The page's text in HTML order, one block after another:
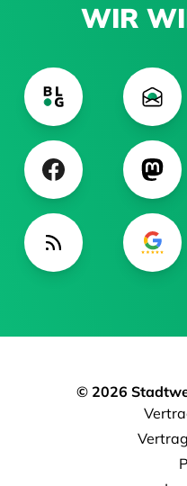
WIR
© 2026